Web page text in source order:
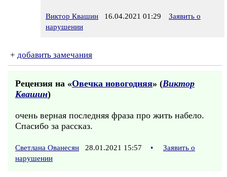
Виктор Квашин 16.04.2021 01:29
Заявить о
нарушении
+ добавить замечания
Рецензия на «Овечка новогодняя» (Виктор
Квашин)
очень верная последняя фраза про жить набело.
Спасибо за рассказ.
Светлана Ованесян 28.01.2021 15:57 •
Заявить о
нарушении